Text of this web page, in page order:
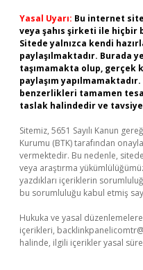
Yasal Uyarı: Bu internet
veya şahıs şirketi ile hiçbir
Sitede yalnızca kendi
paylaşılmaktadır. Burada
taşımamakta olup, gerçek
paylaşım
benzerlikleri tamamen
taslak halindedir ve
Sitemiz, 5651 Sayılı Kanun
Kurumu (BTK) tarafından
vermektedir. Bu nedenle,
veya araştırma
yazdıkları içeriklerin
bu sorumluluğu kabul etmiş
Hukuka ve yasal
içerikleri,
halinde, ilgili içerikler yasal